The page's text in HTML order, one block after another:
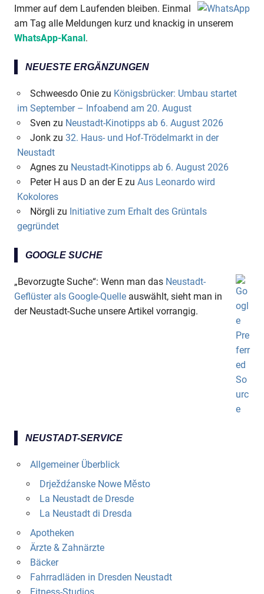
Immer auf dem Laufenden bleiben. Einmal
am Tag alle Meldungen kurz und knackig in unserem
WhatsApp-Kanal .
NEUESTE ERGÄNZUNGEN
Schweesdo Oniezu Königsbrücker: Umbau startet
im September – Infoabend am 20. August
Sven zu Neustadt-Kinotipps ab 6. August 2026
Jonkzu 32. Haus- und Hof-Trödelmarkt in der
Neustadt
Agneszu Neustadt-Kinotipps ab 6. August 2026
Peter H aus D an der Ezu Aus Leonardo wird
Kokolores
Nörgli zu Initiative zum Erhalt des Grüntals
gegründet
GOOGLE SUCHE
„Bevorzugte Suche“: Wenn man das Neustadt-
Geflüster als Google-Quelle auswählt, sieht man in
der Neustadt-Suche unsere Artikel vorrangig.
NEUSTADT-SERVICE
Allgemeiner Überblick
Drježdźanske Nowe Město
La Neustadt de Dresde
La Neustadt di Dresda
Apotheken
Ärzte & Zahnärzte
Bäcker
Fahrradläden in Dresden Neustadt